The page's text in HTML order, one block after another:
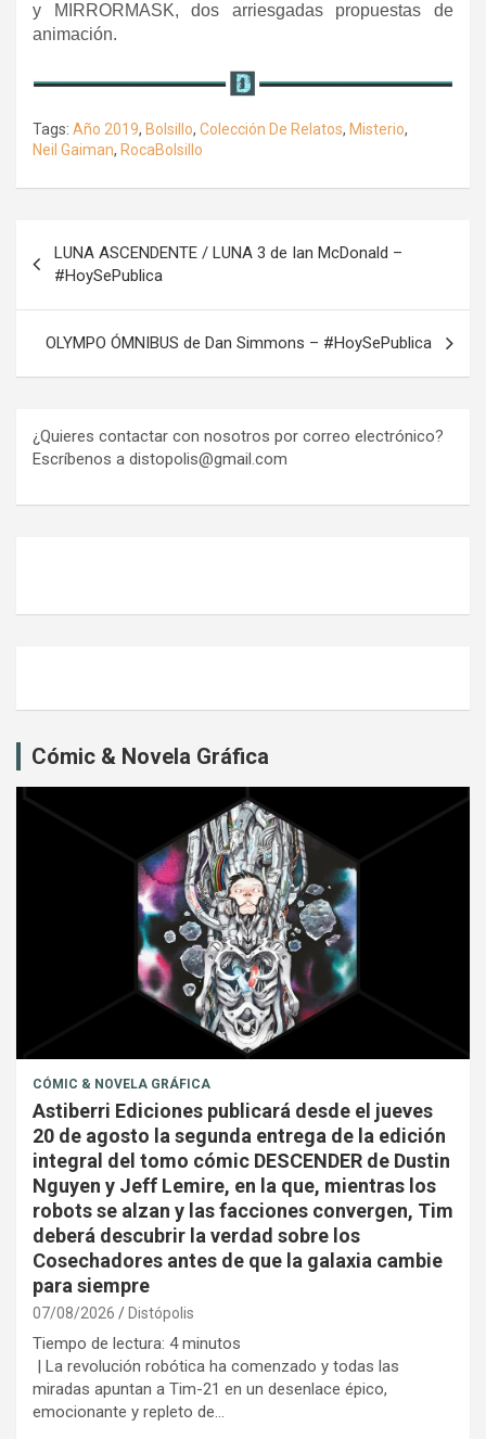
y MIRRORMASK, dos arriesgadas propuestas de
animación.
Tags: Año 2019, Bolsillo, Colección De Relatos, Misterio,
Neil Gaiman, RocaBolsillo
de
entradas
LUNA ASCENDENTE / LUNA 3 de Ian McDonald –
#HoySePublica
OLYMPO ÓMNIBUS de Dan Simmons – #HoySePublica
¿Quieres contactar con nosotros por correo electrónico?
Escríbenos a distopolis@gmail.com
Cómic & Novela Gráfica
CÓMIC & NOVELA GRÁFICA
Astiberri Ediciones publicará desde el jueves
20 de agosto la segunda entrega de la edición
integral del tomo cómic DESCENDER de Dustin
Nguyen y Jeff Lemire, en la que, mientras los
robots se alzan y las facciones convergen, Tim
deberá descubrir la verdad sobre los
Cosechadores antes de que la galaxia cambie
para siempre
07/08/2026 Distópolis
Tiempo de lectura: 4 minutos
| La revolución robótica ha comenzado y todas las
miradas apuntan a Tim-21 en un desenlace épico,
emocionante y repleto de…